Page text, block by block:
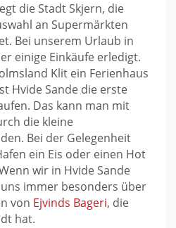
die Stadt Skjern, die
an Supermärkten
Bei unserem Urlaub in
einige Einkäufe erledigt.
Klit ein Ferienhaus
Hvide Sande die erste
Das kann man mit
die kleine
Bei der Gelegenheit
ein Eis oder einen Hot
wir in Hvide Sande
immer besonders über
von Ejvinds Bageri, die
hat.